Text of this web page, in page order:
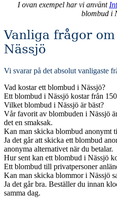
I ovan exempel har vi använt
blombud i
Vanliga frågor
Nässjö
Vi svarar på det absolut vanligaste
Vad kostar ett blombud i Nässjö?
Ett blombud i Nässjö kostar från
Vilket blombud i Nässjö är bäst?
Vår favorit av blombuden i Nässjö
det en smaksak.
Kan man skicka blombud anonymt
Ja det går att skicka ett blombud
anonyma alternativet när du betalar.
Hur sent kan ett blombud i Nässjö
Ett blombud till privatpersoner
Kan man skicka blommor i Nässjö
Ja det går bra. Beställer du innan
samma dag.